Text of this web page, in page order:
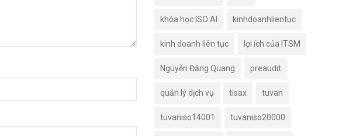
khóa học ISO AI kinhdoanhlientuc
kinh doanh liên tục lợi ích của ITSM
Nguyễn Đăng Quang preaudit
quản lý dịch vụ tisax tuvan
tuvaniso14001 tuvaniso20000